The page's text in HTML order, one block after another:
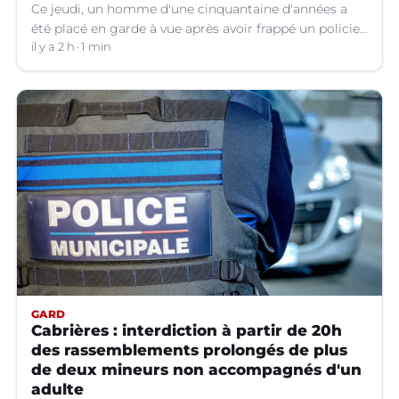
Ce jeudi, un homme d'une cinquantaine d'années a
été placé en garde à vue après avoir frappé un policier
hors service à Nîmes (Gard).
il y a 2 h 1 min
GARD
Cabrières : interdiction à partir de 20h
des rassemblements prolongés de plus
de deux mineurs non accompagnés d'un
adulte